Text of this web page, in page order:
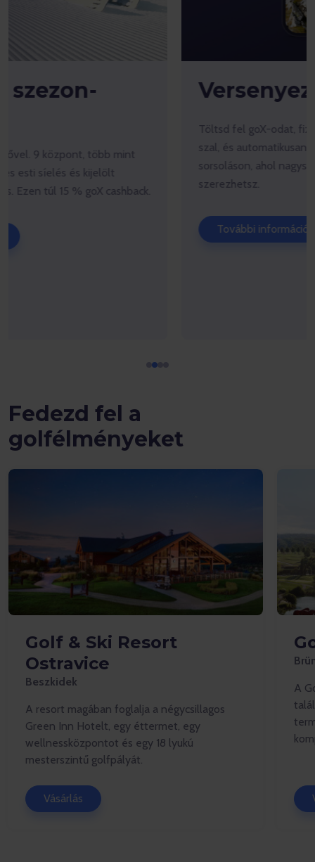
Versenyezz a goX-szal!
Töltsd fel goX-odat, fizess a termékekért csak goX-
szal, és automatikusan részt veszel egy havi
sorsoláson, ahol nagyszerű nyereményeket
Fedezd fel a
golfélményeket
Golf & Ski Resort
Ostravice
Beszkidek
A resort magában foglalja a négycsillagos
Green Inn Hotelt, egy éttermet, egy
wellnessközpontot és egy 18 lyukú
mesterszintű golfpályát.
Vásárlás
A